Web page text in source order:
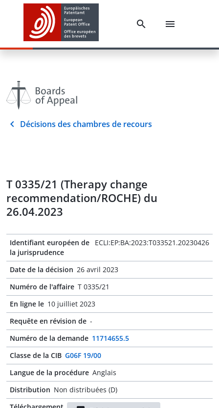
Décisions des chambres de recours
T 0335/21 (Therapy change
recommendation/ROCHE) du
26.04.2023
Identifiant européen de
la jurisprudence
ECLI:EP:BA:2023:T033521.20230426
Date de la décision 26 avril 2023
Numéro de l'affaire T 0335/21
En ligne le 10 juilliet 2023
Requête en révision de -
Numéro de la demande 11714655.5
Classe de la CIB G06F 19/00
Langue de la procédure Anglais
Distribution Non distribuées (D)